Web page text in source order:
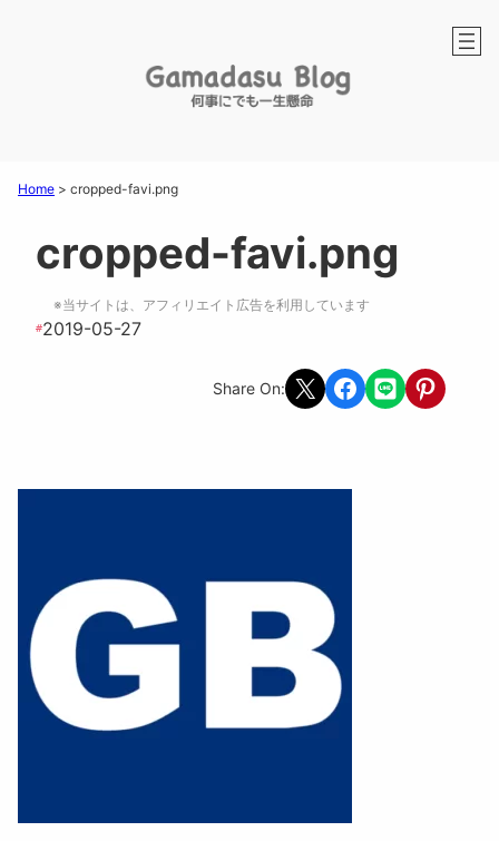
Home > cropped-favi.png
cropped-favi.png
※当サイトは、アフィリエイト広告を利用しています
#2019-05-27
Share On: Share on X Share on Facebook
Share on LINEShare on